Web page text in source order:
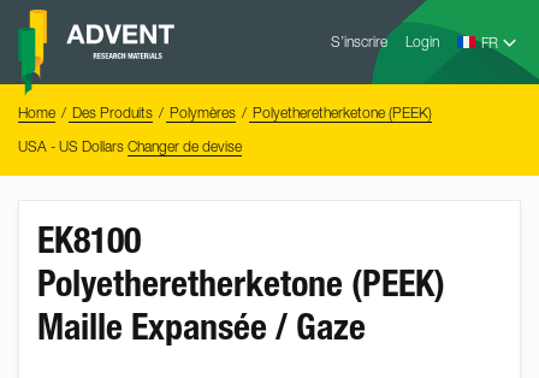
Skip
content
S’inscrire Login
Advent
Home Des Produits Polymères
Polyetheretherketone (PEEK)
USA - US Dollars Changer de devise
EK8100
Polyetheretherketone (PEEK)
Maille Expansée / Gaze